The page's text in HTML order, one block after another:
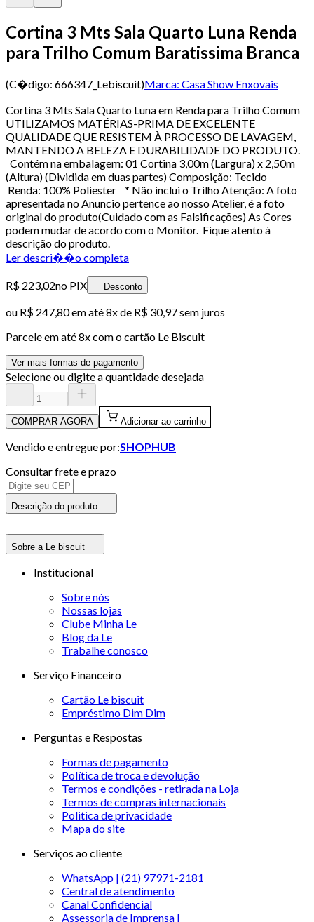
Cortina 3 Mts Sala Quarto Luna Renda
para Trilho Comum Baratissima Branca
(C�digo: 666347_Lebiscuit)Marca: Casa Show Enxovais
Cortina 3 Mts Sala Quarto Luna em Renda para Trilho Comum
UTILIZAMOS MATÉRIAS-PRIMA DE EXCELENTE
QUALIDADE QUE RESISTEM À PROCESSO DE LAVAGEM,
MANTENDO A BELEZA E DURABILIDADE DO PRODUTO.
Contém na embalagem: 01 Cortina 3,00m (Largura) x 2,50m
(Altura) (Dividida em duas partes) Composição: Tecido
Renda: 100% Poliester * Não inclui o Trilho Atenção: A foto
apresentada no Anuncio pertence ao nosso Atelier, é a foto
original do produto(Cuidado com as Falsificações) As Cores
podem mudar de acordo com o Monitor. Fique atento à
descrição do produto.
Ler descri��o completa
R$ 223,02no PIX Desconto
ou R$ 247,80em até8x de R$ 30,97 sem juros
Parcele em até8x com o cartão Le Biscuit
Ver mais formas de pagamento
Selecione ou digite a quantidade desejada
COMPRAR AGORA Adicionar ao carrinho
Vendido e entregue por:SHOPHUB
Consultar frete e prazo
Descrição do produto
Sobre a Le biscuit
Institucional
Sobre nós
Nossas lojas
Clube Minha Le
Blog da Le
Trabalhe conosco
Serviço Financeiro
Cartão Le biscuit
Empréstimo Dim Dim
Perguntas e Respostas
Formas de pagamento
Política de troca e devolução
Termos e condições - retirada na Loja
Termos de compras internacionais
Politica de privacidade
Mapa do site
Serviços ao cliente
WhatsApp | (21) 97971-2181
Central de atendimento
Canal Confidencial
Assessoria de Imprensa |